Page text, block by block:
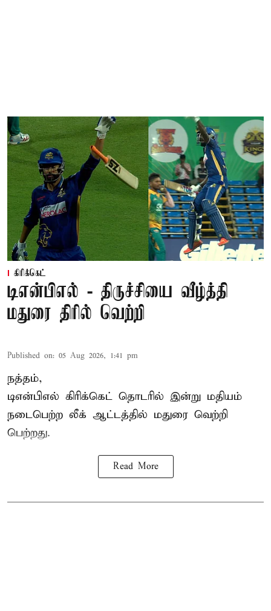
கிரிக்கெட்
டிஎன்பிஎல் - திருச்சியை வீழ்த்தி
மதுரை திரில் வெற்றி
Published on: 05 Aug 2026, 1:41 pm
நத்தம்,
டிஎன்பிஎல் கிரிக்கெட் தொடரில் இன்று மதியம்
நடைபெற்ற லீக் ஆட்டத்தில் மதுரை வெற்றி
பெற்றது.
Read More